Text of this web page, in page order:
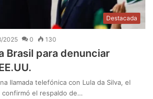
Destacada
2025 0 130
Brasil para denunciar
llamada telefónica con Lula da Silva, el
el respaldo de…